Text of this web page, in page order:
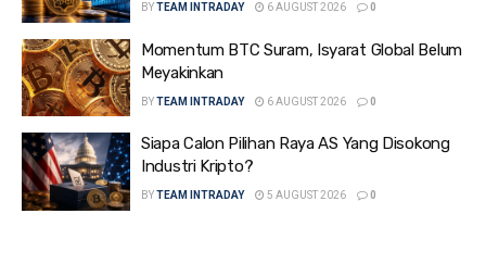
BY TEAM INTRADAY 6 AUGUST 2026 0
Momentum BTC Suram, Isyarat Global Belum
Meyakinkan
BYTEAM INTRADAY 6 AUGUST 2026 0
Siapa Calon Pilihan Raya AS Yang Disokong
Industri Kripto?
BY TEAM INTRADAY 5 AUGUST 2026 0